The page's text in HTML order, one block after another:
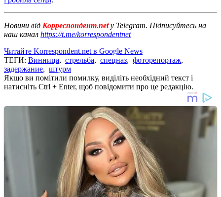
Новини від Корреспондент.net у Telegram. Підписуйтесь на
наш канал https://t.me/korrespondentnet
Читайте Korrespondent.net в Google News
ТЕГИ: Винница, стрельба, спецназ, фоторепортаж,
задержание, штурм
Якщо ви помітили помилку, виділіть необхідний текст і
натисніть Ctrl + Enter, щоб повідомити про це редакцію.